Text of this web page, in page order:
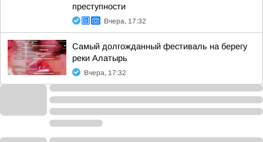
преступности
Вчера, 17:32
Самый долгожданный фестиваль на берегу
реки Алатырь
Вчера, 17:32